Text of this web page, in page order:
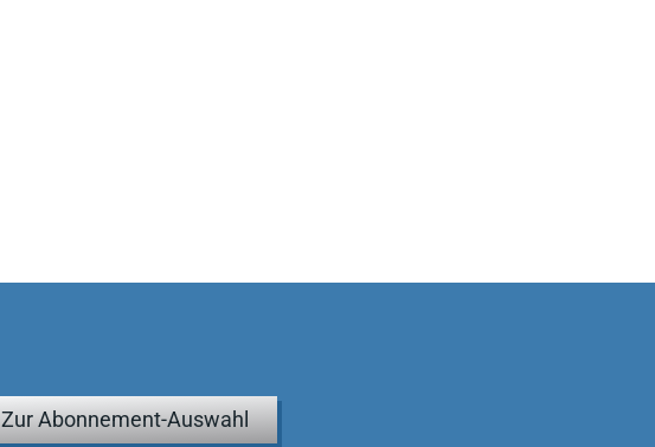
Zur Abonnement-Auswahl